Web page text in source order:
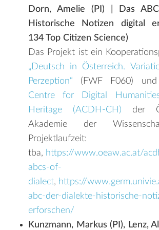
Dorn, Amelie (PI) | Das
Historische Notizen digital
134 Top Citizen Science)
Das Projekt ist ein
„Deutsch in Österreich.
Perzeption“ (FWF F060)
Centre for Digital
Heritage (ACDH-CH) der
Akademie der
Projektlaufzeit:
tba, https://www.oeaw.ac.at/
abcs-of-
dialect, https://
abc-der-dialekte-historische-
erforschen/
Kunzmann, Markus (PI), Lenz,